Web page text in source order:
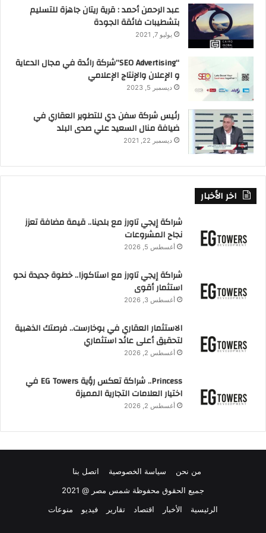
أقرأ أيضا
F
a
c
e
o
k
M
a
st
o
d
o
m
S
h
بابل للتنمية العمرانية
عبد الرحمن أحمد : قرية ريتان جاهزة للتسليم
بتشطيبات فائقة الجودة
يوليو 7, 2021
“SEO Advertising”شركة رائدة في مجال الدعاية
و الإعلان والإنتاج الإعلامي
ديسمبر 5, 2023
رئيس شركة سفن دي للتطوير العقاري في
ضيافة منال السعيد علي صدى البلد
ديسمبر 22, 2021
اخر الأخبار
شراكة إيجي تاورز مع بلدينا.. قيمة مضافة تعزز
نجاح المشروعات
أغسطس 5, 2026
شراكة إيجي تاورز مع استاكوزا.. خطوة جديدة نحو
استثمار أقوى
أغسطس 3, 2026
الاستثمار العقاري في بوخارست.. فرصتك الذهبية
لتحقيق أعلى عائد استثماري
أغسطس 2, 2026
Princess.. شراكة تعكس رؤية EG Towers في
اختيار العلامات التجارية المميزة
أغسطس 2, 2026
من نحن سياسة الخصوصية
اتصل بنا
جميع الحقوق محفوظة شمس مصر @ 2021
الرئيسية
الأخبار اقتصاد تقارير فيديو منوعات